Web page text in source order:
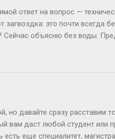
ответ на вопрос —
это почти всегда
объясню без воды.
ответы и, гипотетически,
хранят что-то ценное
Вот и нет их там! Во всяком
можно было случайно
и ...
но давайте сразу расставим
вам даст любой студент или
еще специалитет,